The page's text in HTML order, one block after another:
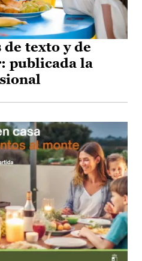
texto y de
publicada la